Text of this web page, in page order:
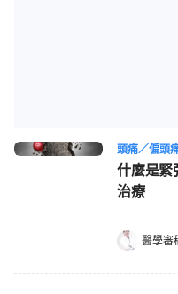
頭痛／偏頭
什麼是緊
治療
醫學審